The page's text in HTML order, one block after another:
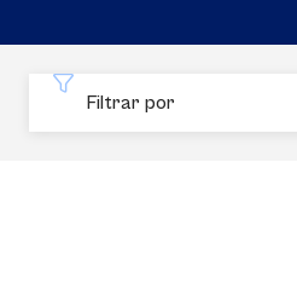
Filtrar por